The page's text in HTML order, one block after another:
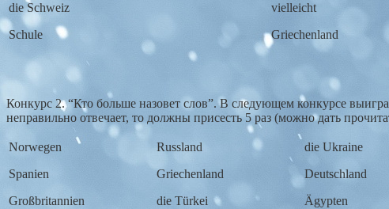
die Schweiz
Schule
vielleicht
Griechenland
Конкурс 2. “Кто больше назовет слов”. В следующем конкурсе
неправильно отвечает, то должны присесть 5 раз (можно дать
Norwegen
Spanien
Großbritannien
Russland
Griechenland
die Türkei
die Ukraine
Deutschland
Ägypten